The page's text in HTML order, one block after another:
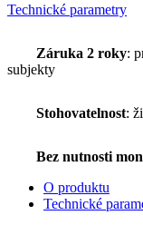
Technické parametry
Záruka 2 roky:
subjekty
Stohovatelnost:
Bez nutnosti
O produktu
Technické